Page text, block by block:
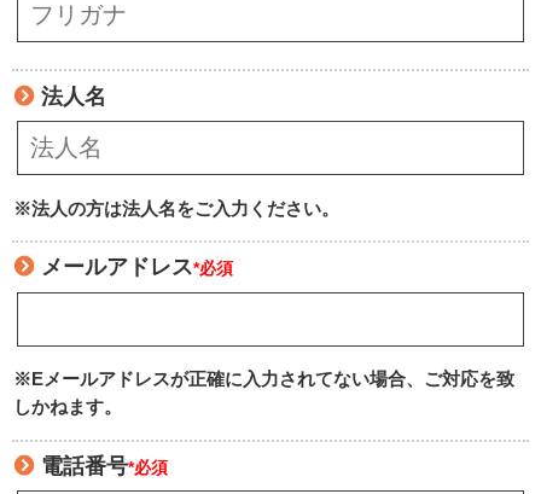
法人名
※法人の方は法人名をご入力ください。
メールアドレス*必須
※Eメールアドレスが正確に入力されてない場合、ご対応を致
しかねます。
電話番号*必須